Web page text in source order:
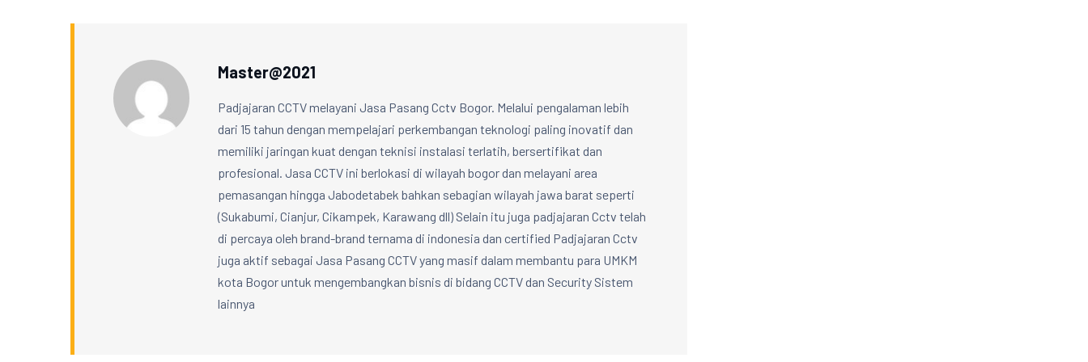
Master@2021
Padjajaran CCTV melayani Jasa Pasang Cctv Bogor. Melalui pengalaman lebih
dari 15 tahun dengan mempelajari perkembangan teknologi paling inovatif dan
memiliki jaringan kuat dengan teknisi instalasi terlatih, bersertifikat dan
profesional. Jasa CCTV ini berlokasi di wilayah bogor dan melayani area
pemasangan hingga Jabodetabek bahkan sebagian wilayah jawa barat seperti
(Sukabumi, Cianjur, Cikampek, Karawang dll) Selain itu juga padjajaran Cctv telah
di percaya oleh brand-brand ternama di indonesia dan certified Padjajaran Cctv
juga aktif sebagai Jasa Pasang CCTV yang masif dalam membantu para UMKM
kota Bogor untuk mengembangkan bisnis di bidang CCTV dan Security Sistem
lainnya